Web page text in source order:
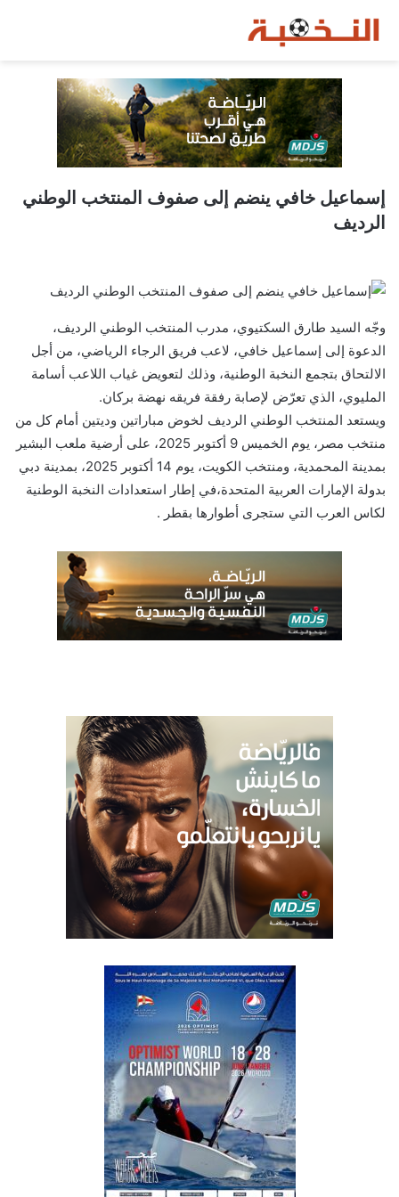
إسماعيل خافي ينضم إلى صفوف المنتخب الوطني
الرديف
وجّه السيد طارق السكتيوي، مدرب المنتخب الوطني الرديف،
الدعوة إلى إسماعيل خافي، لاعب فريق الرجاء الرياضي، من أجل
الالتحاق بتجمع النخبة الوطنية، وذلك لتعويض غياب اللاعب أسامة
المليوي، الذي تعرّض لإصابة رفقة فريقه نهضة بركان.
ويستعد المنتخب الوطني الرديف لخوض مباراتين وديتين أمام كل من
منتخب مصر، يوم الخميس 9 أكتوبر 2025، على أرضية ملعب البشير
بمدينة المحمدية، ومنتخب الكويت، يوم 14 أكتوبر 2025، بمدينة دبي
بدولة الإمارات العربية المتحدة،في إطار استعدادات النخبة الوطنية
لكاس العرب التي ستجرى أطوارها بقطر .